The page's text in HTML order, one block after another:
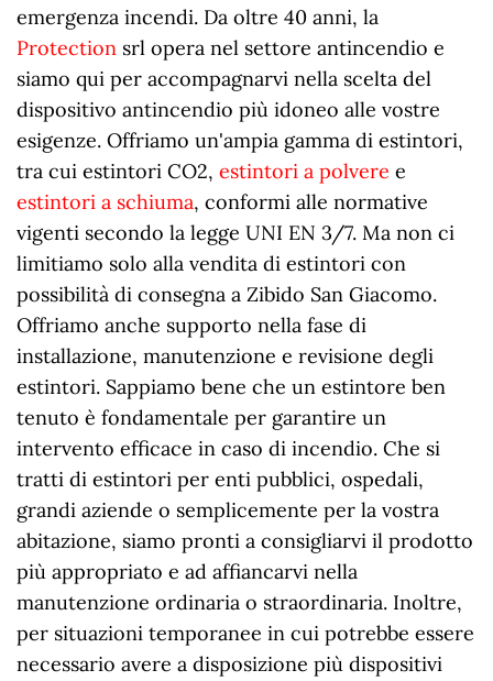
emergenza incendi. Da oltre 40 anni, la
Protection srl opera nel settore antincendio e
siamo qui per accompagnarvi nella scelta del
dispositivo antincendio più idoneo alle vostre
esigenze. Offriamo un'ampia gamma di estintori,
tra cui estintori CO2, estintori a polvere e
estintori a schiuma, conformi alle normative
vigenti secondo la legge UNI EN 3/7. Ma non ci
limitiamo solo alla vendita di estintori con
possibilità di consegna a Zibido San Giacomo.
Offriamo anche supporto nella fase di
installazione, manutenzione e revisione degli
estintori. Sappiamo bene che un estintore ben
tenuto è fondamentale per garantire un
intervento efficace in caso di incendio. Che si
tratti di estintori per enti pubblici, ospedali,
grandi aziende o semplicemente per la vostra
abitazione, siamo pronti a consigliarvi il prodotto
più appropriato e ad affiancarvi nella
manutenzione ordinaria o straordinaria. Inoltre,
per situazioni temporanee in cui potrebbe essere
necessario avere a disposizione più dispositivi